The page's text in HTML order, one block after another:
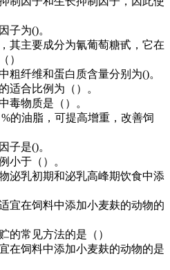
子为()。
其主要成分为氰葡萄糖甙，它在
）
粗纤维和蛋白质含量分别为()。
适合比例为（）。
毒物质是（）。
的油脂，可提高增重，改善饲
子是()。
小于（）。
泌乳初期和泌乳高峰期饮食中添
宜在饲料中添加小麦麸的动物的
的常见方法的是（）
在饲料中添加小麦麸的动物的是